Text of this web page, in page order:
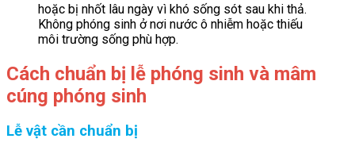
hoặc bị nhốt lâu ngày vì khó sống sót sau khi thả.
Không phóng sinh ở nơi nước ô nhiễm hoặc thiếu
môi trường sống phù hợp.
Cách chuẩn bị lễ phóng sinh và mâm
cúng phóng sinh
Lễ vật cần chuẩn bị